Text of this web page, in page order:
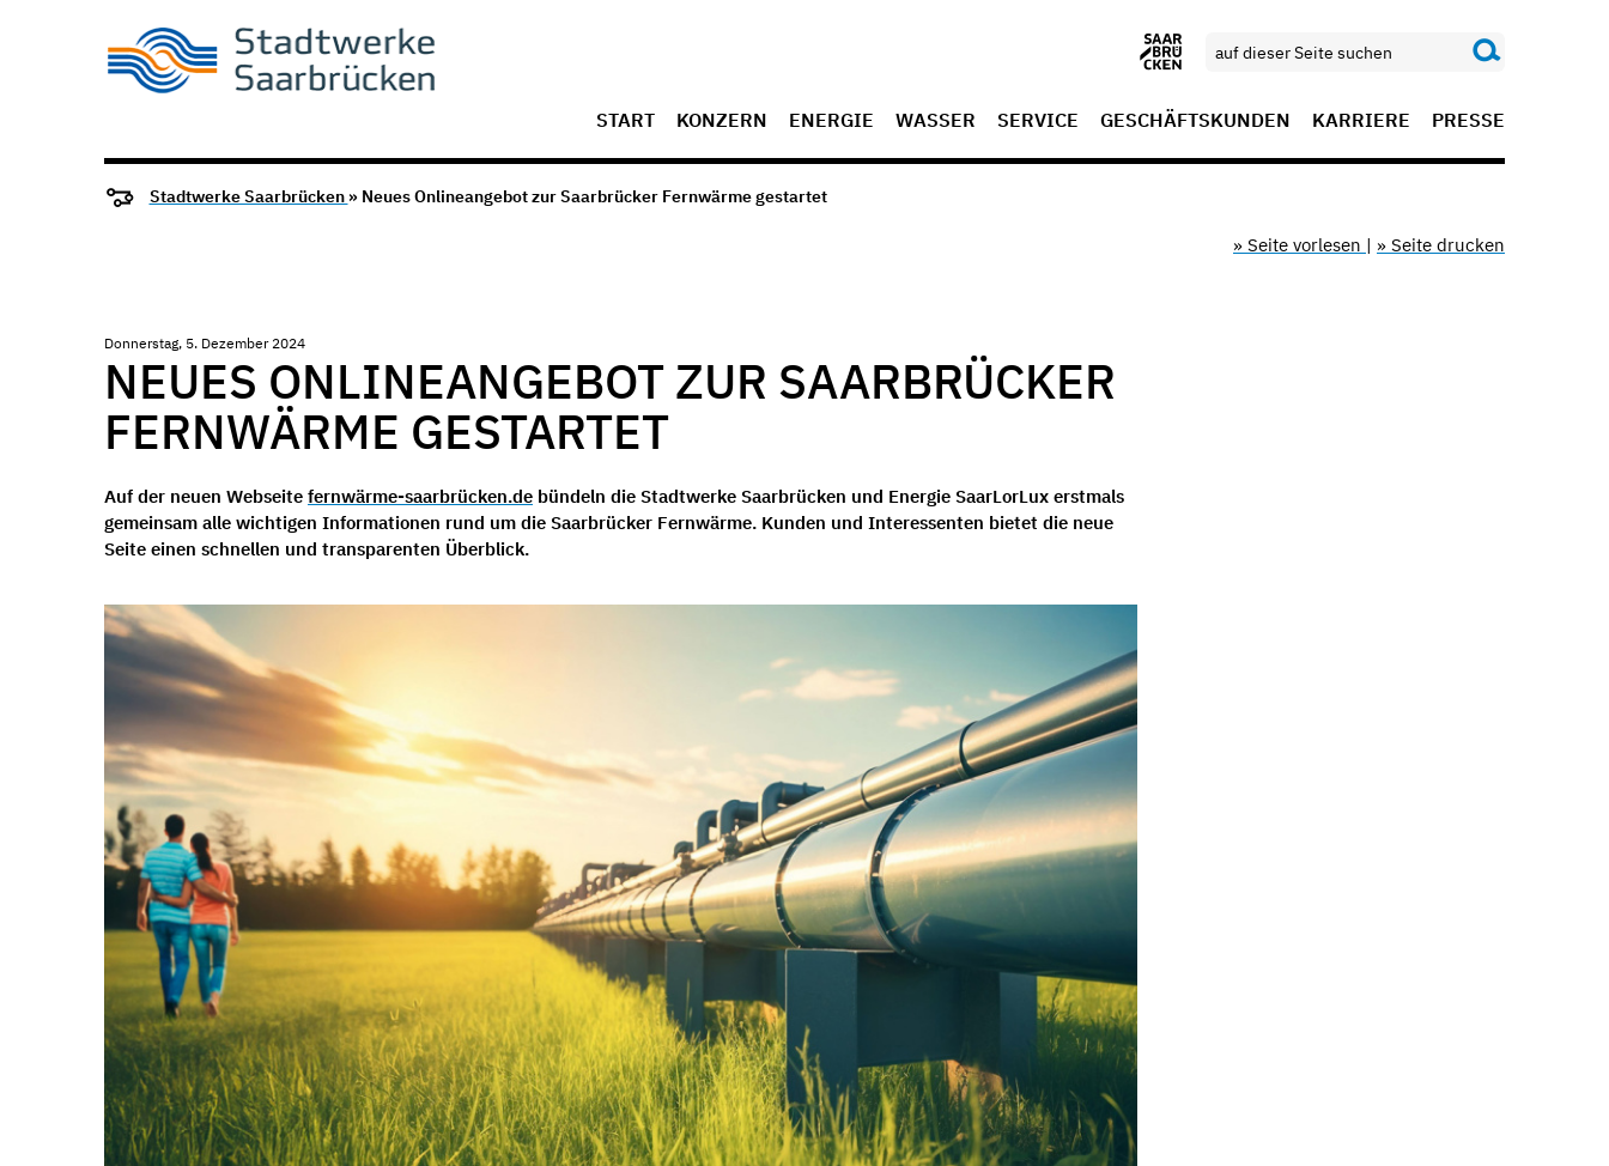
START KONZERN ENERGIE WASSER SERVICE GESCHÄFTSKUNDEN KARRIERE PRESSE
Stadtwerke Saarbrücken » Neues Onlineangebot zur Saarbrücker Fernwärme gestartet
» Seite vorlesen | » Seite drucken
Donnerstag, 5. Dezember 2024
NEUES ONLINEANGEBOT ZUR SAARBRÜCKER
FERNWÄRME GESTARTET
Auf der neuen Webseite fernwärme-saarbrücken.de bündeln die Stadtwerke Saarbrücken und Energie SaarLorLux erstmals
gemeinsam alle wichtigen Informationen rund um die Saarbrücker Fernwärme. Kunden und Interessenten bietet die neue
Seite einen schnellen und transparenten Überblick.